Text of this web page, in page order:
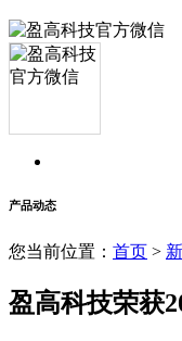
产品动态
您当前位置： 首页 >
盈高科技荣获